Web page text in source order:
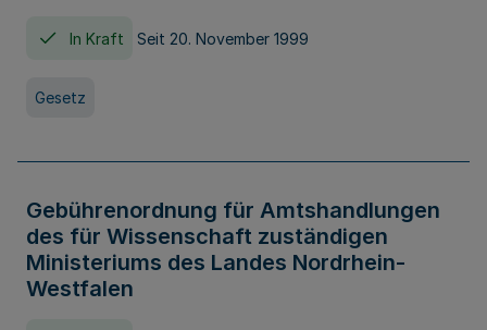
In Kraft Seit 20. November 1999
Gesetz
Gebührenordnung für Amtshandlungen
des für Wissenschaft zuständigen
Ministeriums des Landes Nordrhein-
Westfalen